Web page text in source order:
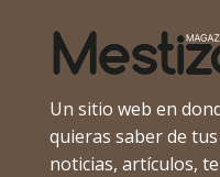
Un sitio web en
quieras saber de
noticias, artículos,